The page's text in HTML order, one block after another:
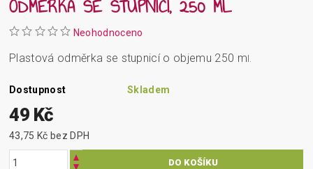
ODMĚRKA SE STUPNICÍ, 250 ML
Neohodnoceno
Plastová odměrka se stupnicí o objemu 250 m l.
Dostupnost Skladem
49 Kč
43,75 Kč bez DPH